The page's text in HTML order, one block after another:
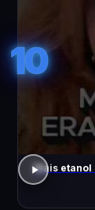
10
Mais etanol